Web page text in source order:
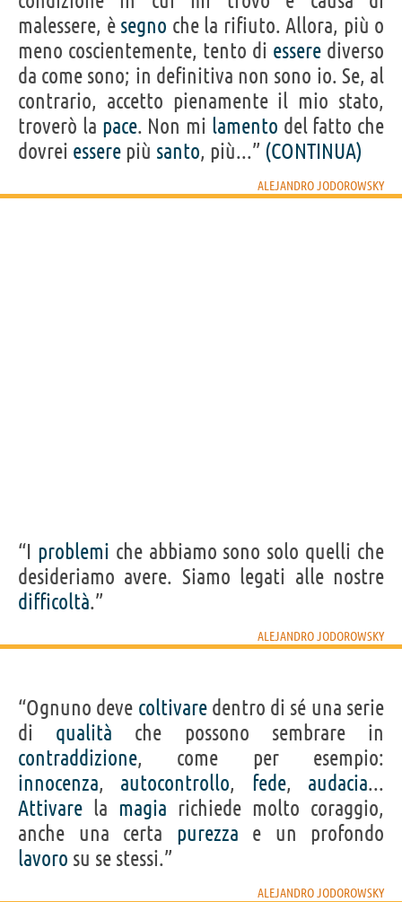
malessere, è segno che la rifiuto. Allora, più o
meno coscientemente, tento di essere diverso
da come sono; in definitiva non sono io. Se, al
contrario, accetto pienamente il mio stato,
troverò la pace. Non mi lamento del fatto che
dovrei essere più santo, più...” (CONTINUA)
ALEJANDRO JODOROWSKY
“I problemi che abbiamo sono solo quelli che
desideriamo avere. Siamo legati alle nostre
difficoltà.”
ALEJANDRO JODOROWSKY
“Ognuno deve coltivaredentro di sé una serie
di qualità che possono sembrare in
contraddizione, come per esempio:
innocenza, autocontrollo, fede, audacia...
Attivare la magia richiede molto coraggio,
anche una certa purezza e un profondo
lavoro su se stessi.”
ALEJANDRO JODOROWSKY